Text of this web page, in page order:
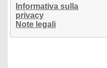
Informativa sulla
privacy
Note legali